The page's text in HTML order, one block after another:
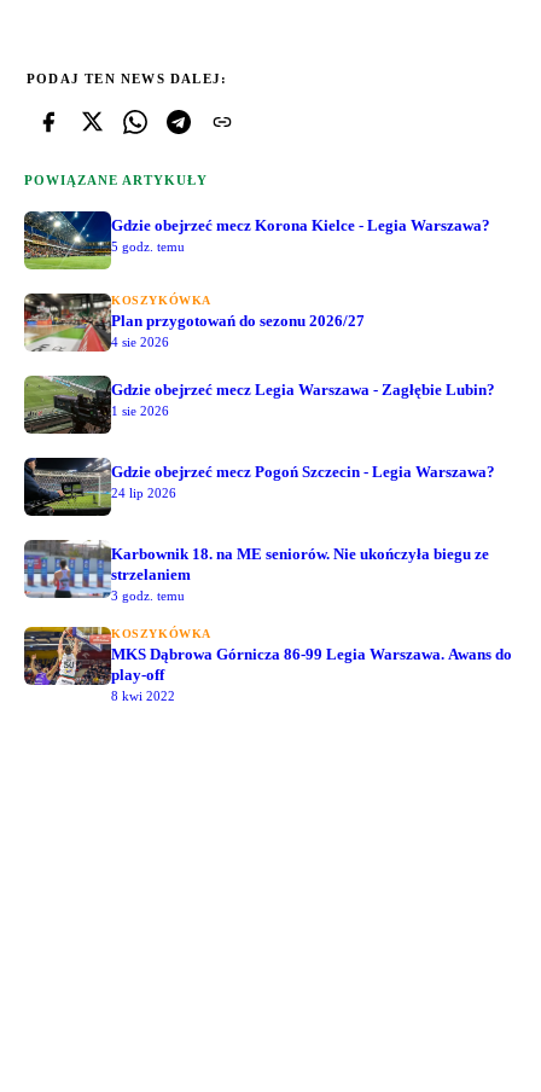
PODAJ TEN NEWS DALEJ:
POWIĄZANE ARTYKUŁY
Gdzie obejrzeć mecz Korona Kielce - Legia Warszawa?
5 godz. temu
KOSZYKÓWKA
Plan przygotowań do sezonu 2026/27
4 sie 2026
Gdzie obejrzeć mecz Legia Warszawa - Zagłębie Lubin?
1 sie 2026
Gdzie obejrzeć mecz Pogoń Szczecin - Legia Warszawa?
24 lip 2026
Karbownik 18. na ME seniorów. Nie ukończyła biegu ze
strzelaniem
3 godz. temu
KOSZYKÓWKA
MKS Dąbrowa Górnicza 86-99 Legia Warszawa. Awans do
play-off
8 kwi 2022